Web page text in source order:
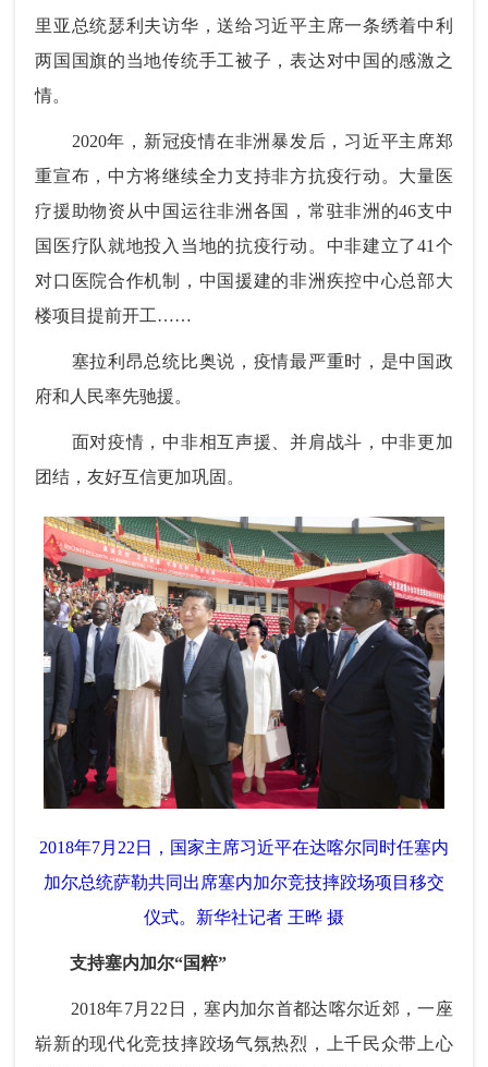
里亚总统瑟利夫访华，送给习近平主席一条绣着中利
两国国旗的当地传统手工被子，表达对中国的感激之
情。
2020年，新冠疫情在非洲暴发后，习近平主席郑
重宣布，中方将继续全力支持非方抗疫行动。大量医
疗援助物资从中国运往非洲各国，常驻非洲的46支中
国医疗队就地投入当地的抗疫行动。中非建立了41个
对口医院合作机制，中国援建的非洲疾控中心总部大
楼项目提前开工……
塞拉利昂总统比奥说，疫情最严重时，是中国政
府和人民率先驰援。
面对疫情，中非相互声援、并肩战斗，中非更加
团结，友好互信更加巩固。
2018年7月22日，国家主席习近平在达喀尔同时任塞内
加尔总统萨勒共同出席塞内加尔竞技摔跤场项目移交
仪式。新华社记者 王晔 摄
支持塞内加尔“国粹”
2018年7月22日，塞内加尔首都达喀尔近郊，一座
崭新的现代化竞技摔跤场气氛热烈，上千民众带上心